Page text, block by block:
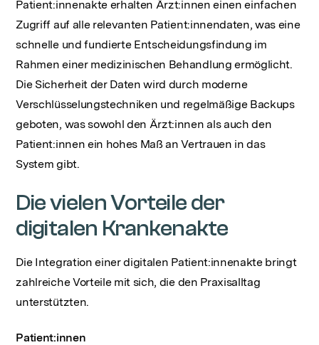
Patient:innenakte erhalten Ärzt:innen einen einfachen
Zugriff auf alle relevanten Patient:innendaten, was eine
schnelle und fundierte Entscheidungsfindung im
Rahmen einer medizinischen Behandlung ermöglicht.
Die Sicherheit der Daten wird durch moderne
Verschlüsselungstechniken und regelmäßige Backups
geboten, was sowohl den Ärzt:innen als auch den
Patient:innen ein hohes Maß an Vertrauen in das
System gibt.
Die vielen Vorteile der
digitalen Krankenakte
Die Integration einer digitalen Patient:innenakte bringt
zahlreiche Vorteile mit sich, die den Praxisalltag
unterstützten.
Patient:innen